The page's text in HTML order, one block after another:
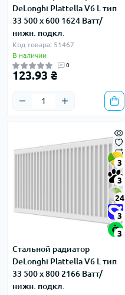
DeLonghi Plattella V6 L тип
33 500 x 600 1624 Ватт/
нижн. подкл.
Код товара: 51467
В наличии
0
123.93 ₴
3
3
24
3
3
Стальной радиатор
DeLonghi Plattella V6 L тип
33 500 x 800 2166 Ватт/
нижн. подкл.